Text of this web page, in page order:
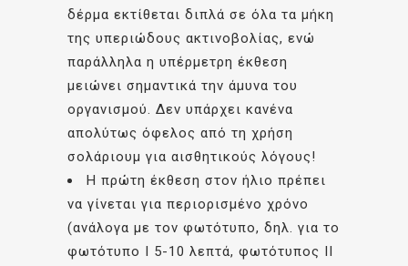
δέρμα εκτίθεται διπλά σε όλα τα μήκη
της υπεριώδους ακτινοβολίας, ενώ
παράλληλα η υπέρμετρη έκθεση
μειώνει σημαντικά την άμυνα του
οργανισμού. Δεν υπάρχει κανένα
απολύτως όφελος από τη χρήση
σολάριουμ για αισθητικούς λόγους!
Η πρώτη έκθεση στον ήλιο πρέπει
να γίνεται για περιορισμένο χρόνο
(ανάλογα με τον φωτότυπο, δηλ. για το
φωτότυπο I 5-10 λεπτά, φωτότυπος II